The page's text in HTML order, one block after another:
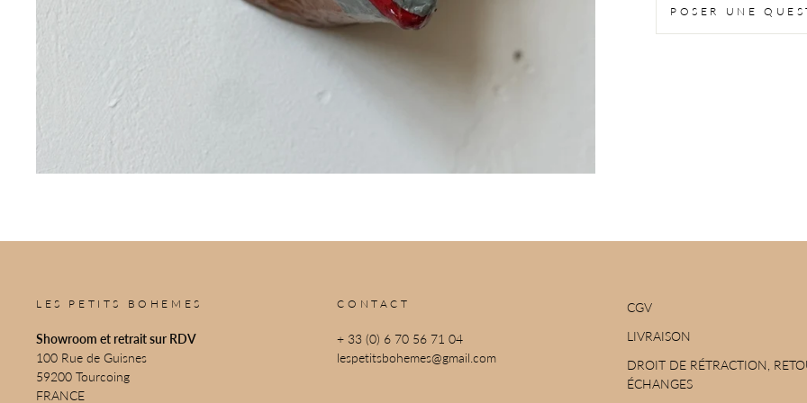
POSER UNE
LES PETITS BOHEMES
Showroom et retrait sur RDV
100 Rue de Guisnes
59200 Tourcoing
FRANCE
CONTACT
+ 33 (0) 6 70 56 71 04
lespetitsbohemes@gmail.com
CGV
LIVRAISON
DROIT DE RÉTRACTION,
ÉCHANGES